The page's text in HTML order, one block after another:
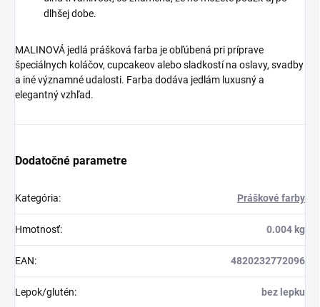
dlhšej dobe.
MALINOVÁ jedlá prášková farba je obľúbená pri príprave
špeciálnych koláčov, cupcakeov alebo sladkostí na oslavy, svadby
a iné významné udalosti. Farba dodáva jedlám luxusný a
elegantný vzhľad.
Dodatočné parametre
Kategória: Práškové farby
Hmotnosť: 0.004 kg
EAN: 4820232772096
Lepok/glutén: bez lepku